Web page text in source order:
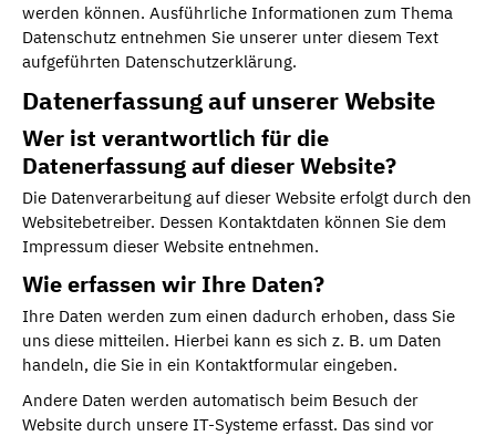
werden können. Ausführliche Informationen zum Thema
Datenschutz entnehmen Sie unserer unter diesem Text
aufgeführten Datenschutzerklärung.
Datenerfassung auf unserer Website
Wer ist verantwortlich für die
Datenerfassung auf dieser Website?
Die Datenverarbeitung auf dieser Website erfolgt durch den
Websitebetreiber. Dessen Kontaktdaten können Sie dem
Impressum dieser Website entnehmen.
Wie erfassen wir Ihre Daten?
Ihre Daten werden zum einen dadurch erhoben, dass Sie
uns diese mitteilen. Hierbei kann es sich z. B. um Daten
handeln, die Sie in ein Kontaktformular eingeben.
Andere Daten werden automatisch beim Besuch der
Website durch unsere IT-Systeme erfasst. Das sind vor